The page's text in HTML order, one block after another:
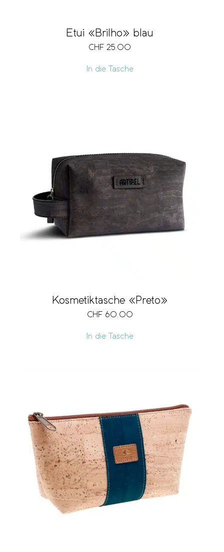
Etui «Brilho» blau
CHF 25.00
In die Tasche
Kosmetiktasche «Preto»
CHF 60.00
In die Tasche